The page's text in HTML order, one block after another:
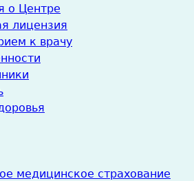
о Центре
лицензия
к врачу
медицинское страхование